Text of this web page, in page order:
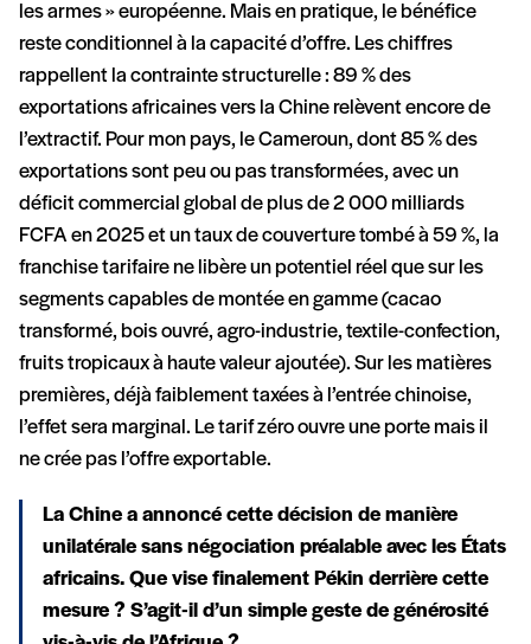
les armes » européenne. Mais en pratique, le bénéfice
reste conditionnel à la capacité d’offre. Les chiffres
rappellent la contrainte structurelle : 89 % des
exportations africaines vers la Chine relèvent encore de
l’extractif. Pour mon pays, le Cameroun, dont 85 % des
exportations sont peu ou pas transformées, avec un
déficit commercial global de plus de 2 000 milliards
FCFA en 2025 et un taux de couverture tombé à 59 %, la
franchise tarifaire ne libère un potentiel réel que sur les
segments capables de montée en gamme (cacao
transformé, bois ouvré, agro-industrie, textile-confection,
fruits tropicaux à haute valeur ajoutée). Sur les matières
premières, déjà faiblement taxées à l’entrée chinoise,
l’effet sera marginal. Le tarif zéro ouvre une porte mais il
ne crée pas l’offre exportable.
La Chine a annoncé cette décision de manière
unilatérale sans négociation préalable avec les États
africains. Que vise finalement Pékin derrière cette
mesure ? S’agit-il d’un simple geste de générosité